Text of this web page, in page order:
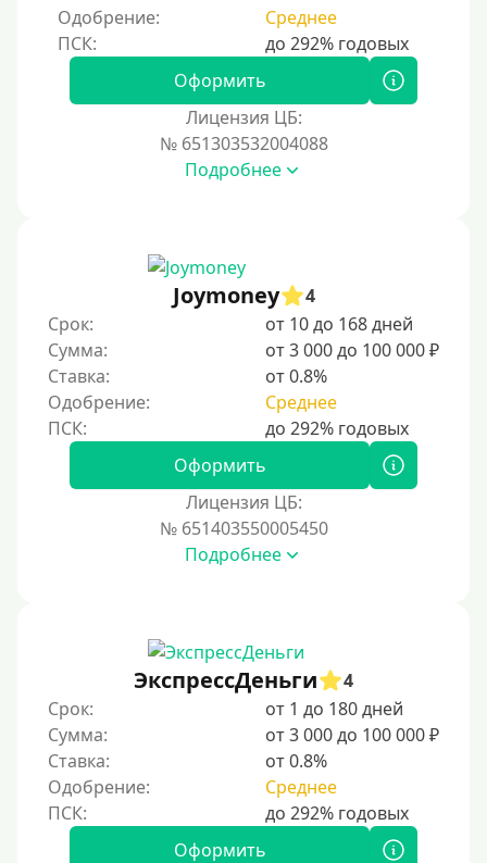
Одобрение:
Среднее
Оформить
Лицензия ЦБ:
№ 651303532004088
Подробнее
Joymoney
4
Срок:
от 10 до 168 дней
Сумма:
от 3 000 до 100 000 ₽
Ставка:
от 0.8%
Одобрение:
Среднее
Оформить
Лицензия ЦБ:
№ 651403550005450
Подробнее
ЭкспрессДеньги
4
Срок:
от 1 до 180 дней
Сумма:
от 3 000 до 100 000 ₽
Ставка:
от 0.8%
Одобрение:
Среднее
Оформить